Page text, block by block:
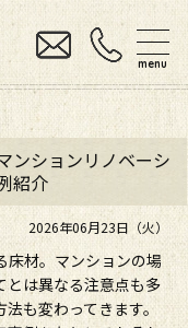
menu
ンションリノベーシ
紹介
2026年06月23日（火）
床材。マンションの場
とは異なる注意点も多
も変わってきます。